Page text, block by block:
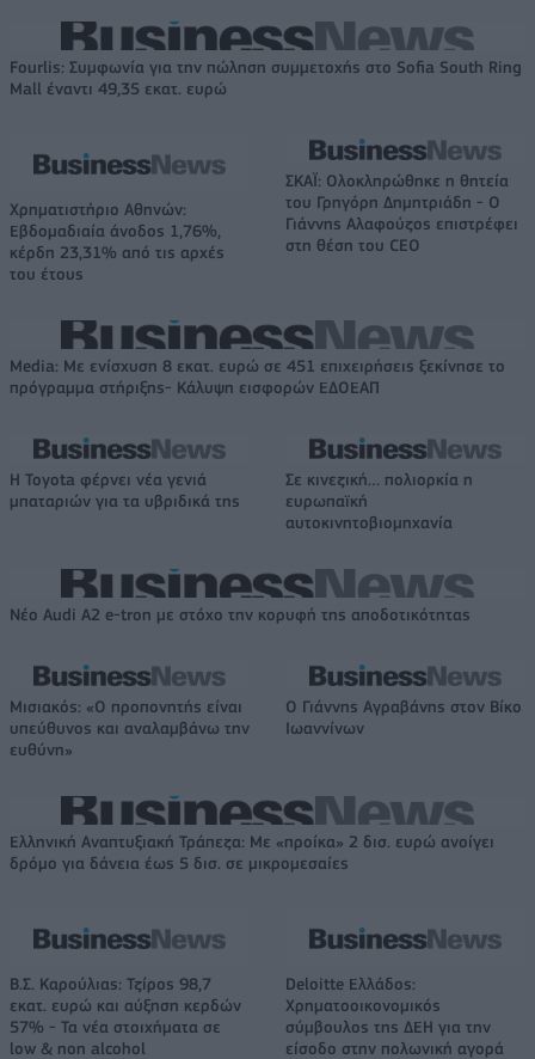
Fourlis: Συμφωνία για την πώληση συμμετοχής στο Sofia South Ring
Mall έναντι 49,35 εκατ. ευρώ
Χρηματιστήριο Αθηνών:
Εβδομαδιαία άνοδος 1,76%,
κέρδη 23,31% από τις αρχές
του έτους
ΣΚΑΪ: Ολοκληρώθηκε η θητεία
του Γρηγόρη Δημητριάδη - Ο
Γιάννης Αλαφούζος επιστρέφει
στη θέση του CEO
Media: Με ενίσχυση 8 εκατ. ευρώ σε 451 επιχειρήσεις ξεκίνησε το
πρόγραμμα στήριξης- Κάλυψη εισφορών ΕΔΟΕΑΠ
Η Toyota φέρνει νέα γενιά
μπαταριών για τα υβριδικά της
Σε κινεζική… πολιορκία η
ευρωπαϊκή
αυτοκινητοβιομηχανία
Νέο Audi A2 e-tron με στόχο την κορυφή της αποδοτικότητας
Μισιακός: «Ο προπονητής είναι
υπεύθυνος και αναλαμβάνω την
ευθύνη»
Ο Γιάννης Αγραβάνης στον Βίκο
Ιωαννίνων
Ελληνική Αναπτυξιακή Τράπεζα: Με «προίκα» 2 δισ. ευρώ ανοίγει
δρόμο για δάνεια έως 5 δισ. σε μικρομεσαίες
Β.Σ. Καρούλιας: Τζίρος 98,7
εκατ. ευρώ και αύξηση κερδών
57% - Τα νέα στοιχήματα σε
low & non alcohol
Deloitte Ελλάδος:
Χρηματοοικονομικός
σύμβουλος της ΔΕΗ για την
είσοδο στην πολωνική αγορά